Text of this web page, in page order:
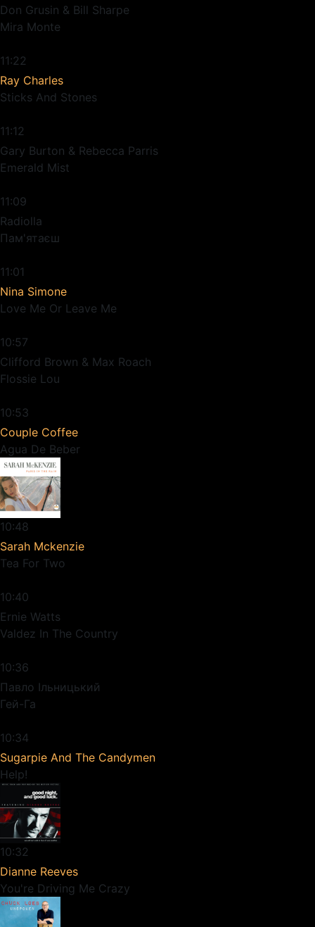
Don Grusin & Bill Sharpe
Mira Monte
11:22
Ray Charles
Sticks And Stones
11:12
Gary Burton & Rebecca Parris
Emerald Mist
11:09
Radiolla
Пам'ятаєш
11:01
Nina Simone
Love Me Or Leave Me
10:57
Clifford Brown & Max Roach
Flossie Lou
10:53
Couple Coffee
Agua De Beber
10:48
Sarah Mckenzie
Tea For Two
10:40
Ernie Watts
Valdez In The Country
10:36
Павло Ільницький
Гей-Га
10:34
Sugarpie And The Candymen
Help!
10:32
Dianne Reeves
You're Driving Me Crazy